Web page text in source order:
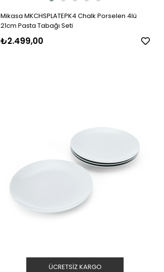
Mikasa MKCHSPLATEPK4 Chalk Porselen 4lü
21cm Pasta Tabağı Seti
₺2.499,00
ÜCRETSIZ KARGO